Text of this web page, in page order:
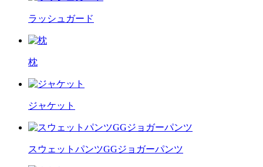
ラッシュガード
枕
ジャケット
スウェットパンツGGジョガーパンツ